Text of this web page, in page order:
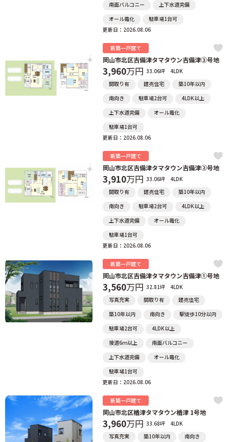
南面バルコニー
上下水道完備
オール電化
駐車場1台可
更新日：2026.08.06
新築一戸建て
岡山市北区吉備津タマタウン吉備津③号地
3,960万円 33.06坪
4LDK
間取り有
建売住宅
築10年以内
南向き
駐車場2台可
4LDK以上
上下水道完備
オール電化
駐車場1台可
更新日：2026.08.06
新築一戸建て
岡山市北区吉備津タマタウン吉備津②号地
3,910万円 33.06坪
4LDK
間取り有
建売住宅
築10年以内
南向き
駐車場2台可
4LDK以上
上下水道完備
オール電化
駐車場1台可
更新日：2026.08.06
新築一戸建て
岡山市北区吉備津タマタウン吉備津①号地
3,560万円 32.81坪
4LDK
写真充実
間取り有
建売住宅
築10年以内
南向き
駅徒歩10分以内
駐車場2台可
4LDK以上
接道6ｍ以上
南面バルコニー
上下水道完備
オール電化
駐車場1台可
更新日：2026.08.06
新築一戸建て
岡山市北区楢津タマタウン楢津 1号地
3,960万円 33.68坪
4LDK
写真充実
築10年以内
南向き